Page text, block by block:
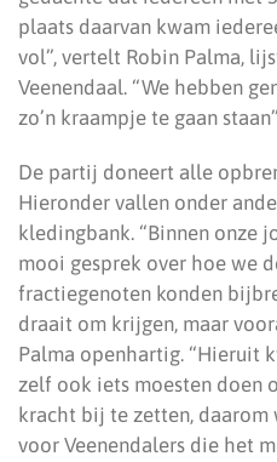
plaats daarvan kwam
vol”, vertelt Robin Palma,
Veenendaal. “We hebben
zo’n kraampje te gaan
De partij doneert alle
Hieronder vallen onder
kledingbank. “Binnen onze
mooi gesprek over hoe we
fractiegenoten konden
draait om krijgen, maar
Palma openhartig. “Hieruit
zelf ook iets moesten doen
kracht bij te zetten,
voor Veenendalers die het